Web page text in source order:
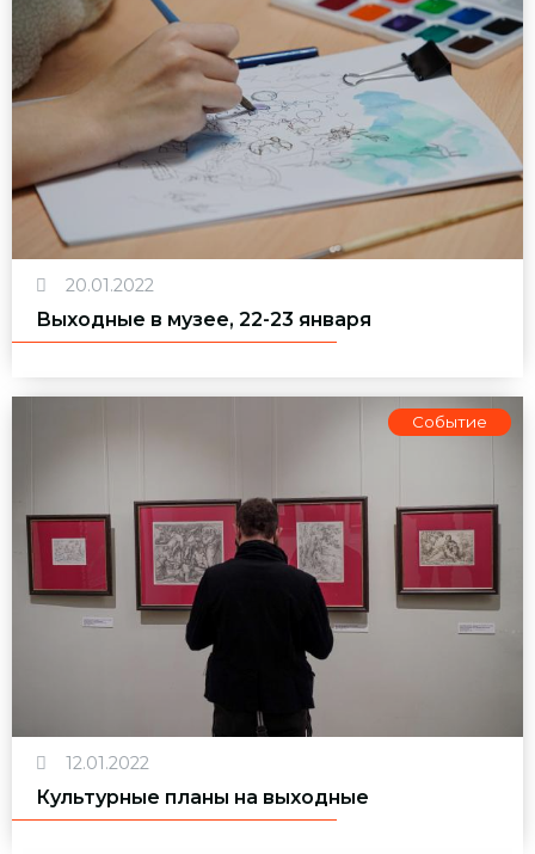
20.01.2022
Выходные в музее, 22-23 января
Событие
12.01.2022
Культурные планы на выходные